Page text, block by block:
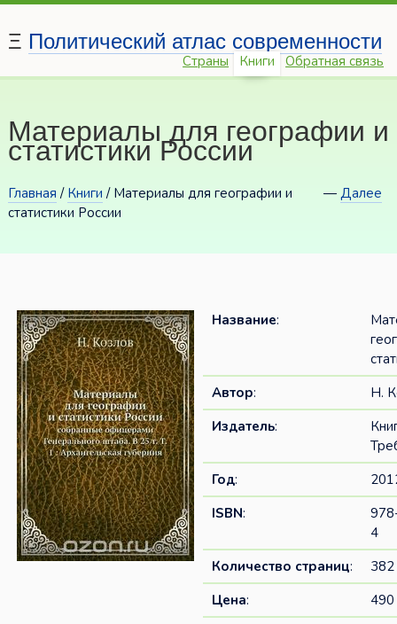
Ξ Политический атлас современности
Страны Книги Обратная связь
Материалы для географии и
статистики России
Главная / —Далее
Книги / Материалы для географии и
статистики России
Название:
Автор:
Н.
Издатель:
Год:
ISBN:
4
Количество страниц:
382
Цена:
490